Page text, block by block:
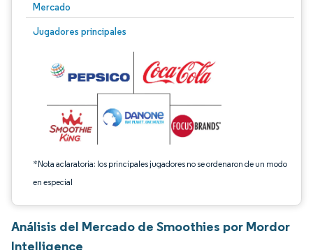
Mercado
Jugadores principales
*Nota aclaratoria: los principales jugadores no se ordenaron de un modo
en especial
Imagen © Mordor Intelligence. El uso requiere atribución según CC BY 4.0.
Análisis del Mercado de Smoothies por Mordor
Intelligence